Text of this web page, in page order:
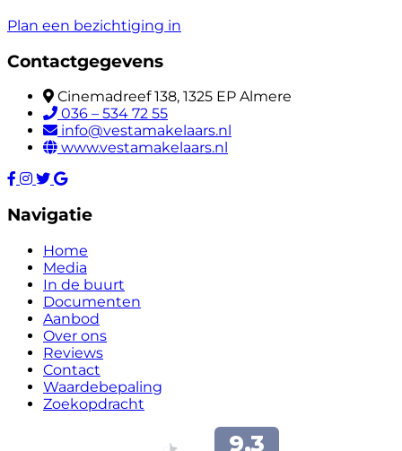
Plan een bezichtiging in
Contactgegevens
Cinemadreef 138, 1325 EP Almere
036 – 534 72 55
info@vestamakelaars.nl
www.vestamakelaars.nl
Navigatie
Home
Media
In de buurt
Documenten
Aanbod
Over ons
Reviews
Contact
Waardebepaling
Zoekopdracht